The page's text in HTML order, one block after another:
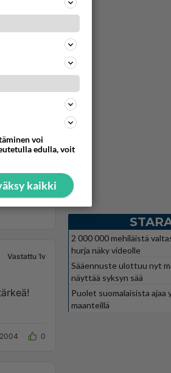
Vastattu 1v
2004 0
2 000 000 mehiläistä
hurja näky videolle
Sääennuste ulottuu nyt
näyttää syksyn sää
Puolet suomalaisista ajaa
maanteillä
voi
edulla, voit
kaikki